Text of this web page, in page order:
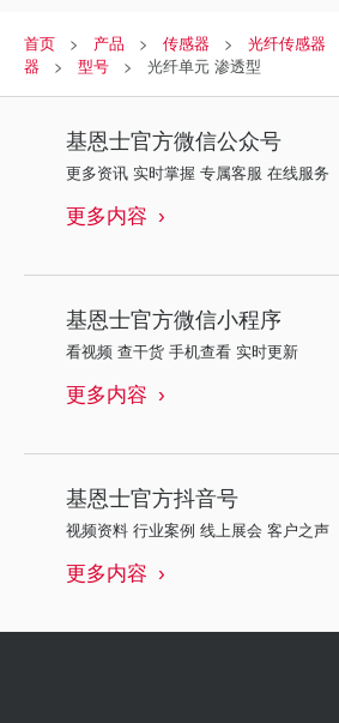
首页 产品 传感器 光纤传感器
器
型号 光纤单元 渗透型
基恩士官方微信公众号
更多资讯 实时掌握 专属客服 在线服务
更多内容
基恩士官方微信小程序
看视频 查干货 手机查看 实时更新
更多内容
基恩士官方抖音号
视频资料 行业案例 线上展会 客户之声
更多内容